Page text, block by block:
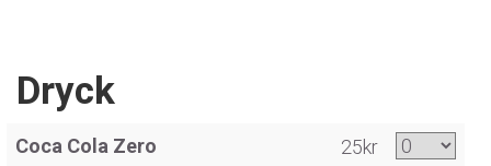
Dryck
Coca Cola Zero 25kr